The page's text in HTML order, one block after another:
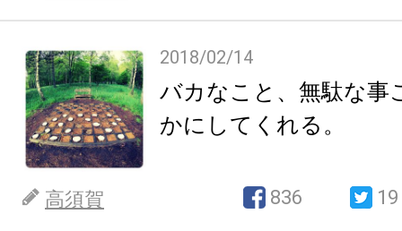
2018/02/14
バカなこと、無駄な事
かにしてくれる。
高須賀 836 19